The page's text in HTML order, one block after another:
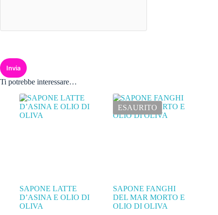
Invia
Ti potrebbe interessare…
SAPONE LATTE
D’ASINA E OLIO DI
OLIVA
ESAURITO
SAPONE FANGHI
DEL MAR MORTO E
OLIO DI OLIVA